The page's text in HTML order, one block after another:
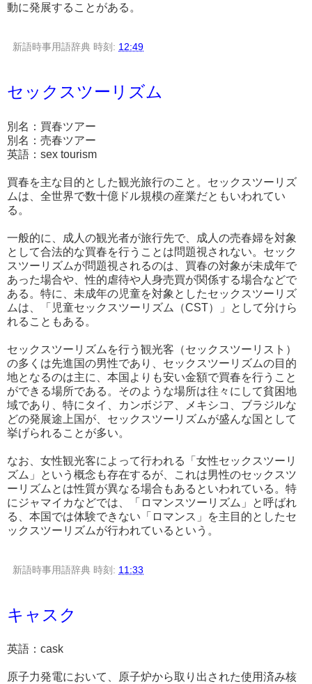
動に発展することがある。
新語時事用語辞典 時刻: 12:49
セックスツーリズム
別名：買春ツアー
別名：売春ツアー
英語：sex tourism
買春を主な目的とした観光旅行のこと。セックスツーリズ
ムは、全世界で数十億ドル規模の産業だともいわれてい
る。
一般的に、成人の観光者が旅行先で、成人の売春婦を対象
として合法的な買春を行うことは問題視されない。セック
スツーリズムが問題視されるのは、買春の対象が未成年で
あった場合や、性的虐待や人身売買が関係する場合などで
ある。特に、未成年の児童を対象としたセックスツーリズ
ムは、「児童セックスツーリズム（CST）」として分けら
れることもある。
セックスツーリズムを行う観光客（セックスツーリスト）
の多くは先進国の男性であり、セックスツーリズムの目的
地となるのは主に、本国よりも安い金額で買春を行うこと
ができる場所である。そのような場所は往々にして貧困地
域であり、特にタイ、カンボジア、メキシコ、ブラジルな
どの発展途上国が、セックスツーリズムが盛んな国として
挙げられることが多い。
なお、女性観光客によって行われる「女性セックスツーリ
ズム」という概念も存在するが、これは男性のセックスツ
ーリズムとは性質が異なる場合もあるといわれている。特
にジャマイカなどでは、「ロマンスツーリズム」と呼ばれ
る、本国では体験できない「ロマンス」を主目的としたセ
ックスツーリズムが行われているという。
新語時事用語辞典 時刻: 11:33
キャスク
英語：cask
原子力発電において、原子炉から取り出された使用済み核